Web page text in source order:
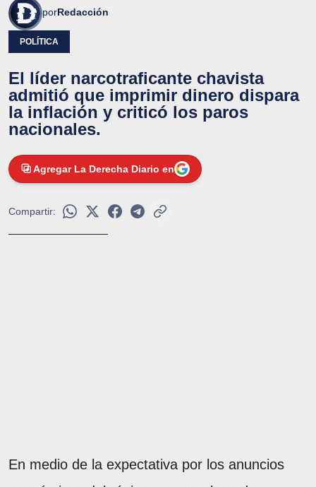
porRedacción
POLÍTICA
El líder narcotraficante chavista
admitió que imprimir dinero dispara
la inflación y criticó los paros
nacionales.
Agregar La Derecha Diario en
Compartir:
En medio de la expectativa por los anuncios